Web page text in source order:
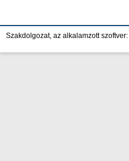
Szakdolgozat, az alkalamzott szoftver: